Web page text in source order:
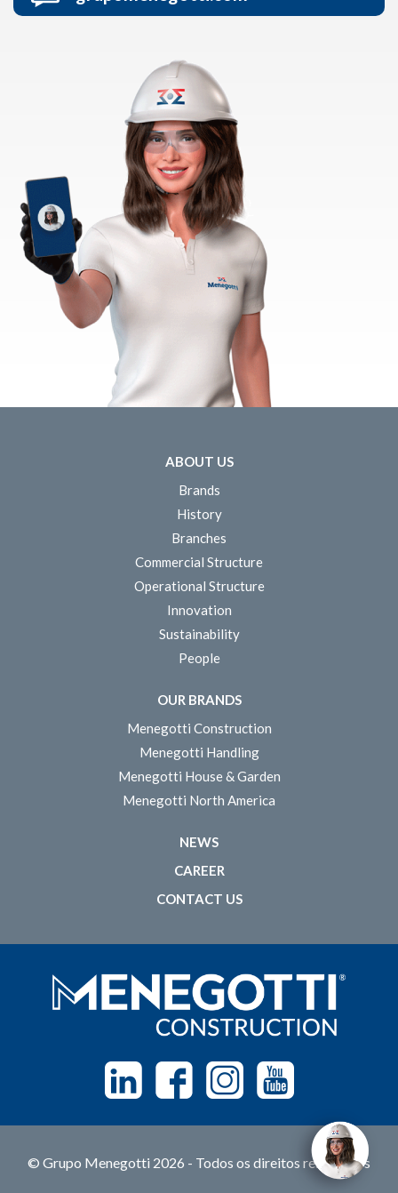
ABOUT US
Brands
History
Branches
Commercial Structure
Operational Structure
Innovation
Sustainability
People
OUR BRANDS
Menegotti Construction
Menegotti Handling
Menegotti House & Garden
Menegotti North America
NEWS
CAREER
CONTACT US
Linkedin FacebookInstagramYoutube
© Grupo Menegotti 2026 - Todos os direitos reservados